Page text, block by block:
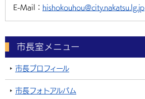
E-Mail： hishokouhou@city.nakatsu.lg.jp
市長室メニュー
市長プロフィール
市長フォトアルバム